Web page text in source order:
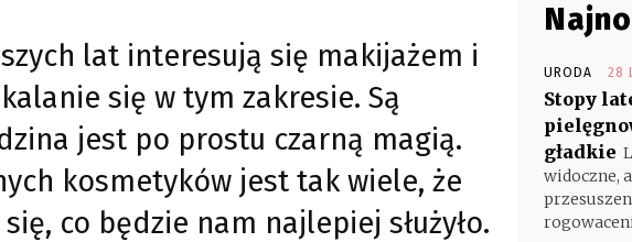
lat interesują się makijażem i
się w tym zakresie. Są
jest po prostu czarną magią.
kosmetyków jest tak wiele, że
co będzie nam najlepiej służyło.
URODA 28
Stopy
gładkie
widoczne,